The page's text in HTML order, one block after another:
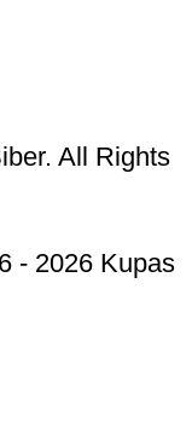
All Rights
- 2026 Kupas